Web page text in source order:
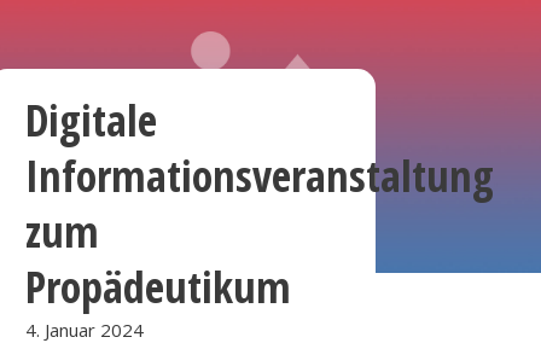
Digitale
Informationsveranstaltung
zum
Propädeutikum
4. Januar 2024